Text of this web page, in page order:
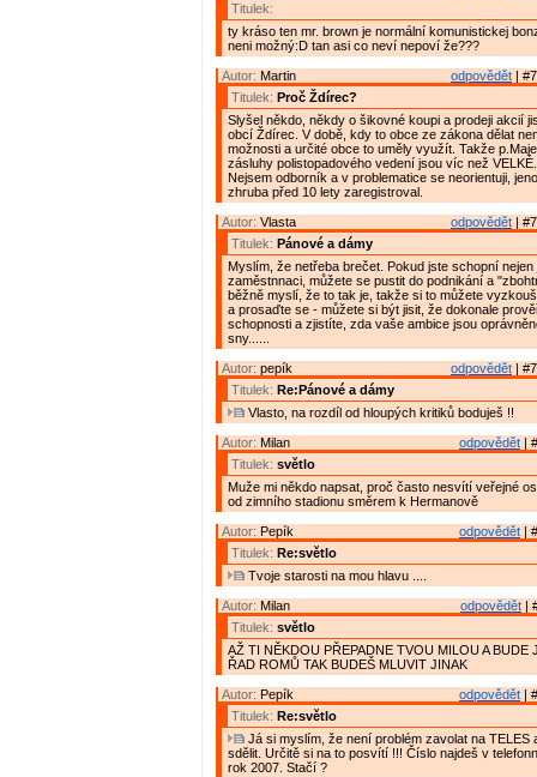
Titulek:
ty kráso ten mr. brown je normální komunistickej
neni možný:D tan asi co neví nepoví že???
odpovědět |
Autor: Martin
Titulek: Proč Ždírec?
Slyšel někdo, někdy o šikovné koupi a prodeji akcií
obcí Ždírec. V době, kdy to obce ze zákona dělat
možnosti a určité obce to uměly využít. Takže
zásluhy polistopadového vedení jsou víc než VELKÉ.
Nejsem odborník a v problematice se neorientuji,
zhruba před 10 lety zaregistroval.
odpovědět |
Autor: Vlasta
Titulek: Pánové a dámy
Myslím, že netřeba brečet. Pokud jste schopní nejen
zaměstnnaci, můžete se pustit do podnikání a
běžně myslí, že to tak je, takže si to můžete
a prosaďte se - můžete si být jisit, že dokonale
schopnosti a zjistíte, zda vaše ambice jsou
sny......
odpovědět |
Autor: pepík
Titulek: Re:Pánové a dámy
Vlasto, na rozdíl od hloupých kritiků boduješ !!
odpovědět |
Autor: Milan
Titulek: světlo
Muže mi někdo napsat, proč často nesvítí veřejné
od zimního stadionu směrem k Hermanově
odpovědět |
Autor: Pepík
Titulek: Re:světlo
Tvoje starosti na mou hlavu ....
odpovědět |
Autor: Milan
Titulek: světlo
AŽ TI NĚKDOU PŘEPADNE TVOU MILOU A BUDE
ŘAD ROMŮ TAK BUDEŠ MLUVIT JINAK
odpovědět |
Autor: Pepík
Titulek: Re:světlo
Já si myslím, že není problém zavolat na TELES
sdělit. Určitě si na to posvítí !!! Číslo najdeš v
rok 2007. Stačí ?